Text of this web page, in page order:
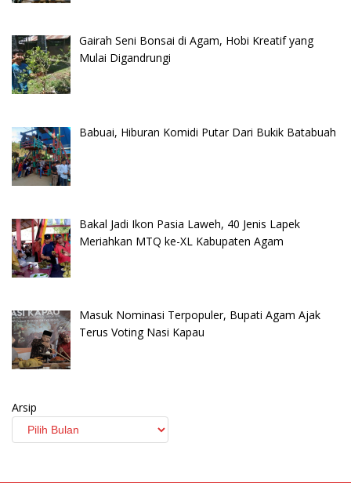
Gairah Seni Bonsai di Agam, Hobi Kreatif yang
Mulai Digandrungi
Babuai, Hiburan Komidi Putar Dari Bukik Batabuah
Bakal Jadi Ikon Pasia Laweh, 40 Jenis Lapek
Meriahkan MTQ ke-XL Kabupaten Agam
Masuk Nominasi Terpopuler, Bupati Agam Ajak
Terus Voting Nasi Kapau
Arsip